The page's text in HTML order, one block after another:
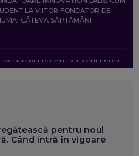
LA VIITOR FONDATOR DE
CÂTEVA SĂPTĂMÂNI
SWEEP: EȘTI LA FACULTATE?
CA SĂ FII MAI BUN LA JOB. ȘI CUM
ÎN URMĂTORII ANI
pentru noul
Când intră în vigoare